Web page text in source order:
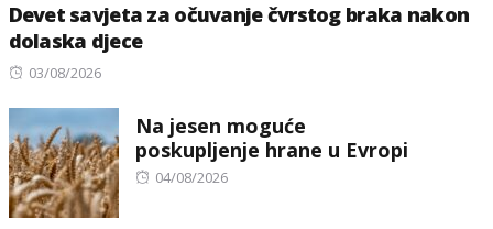
Devet savjeta za očuvanje čvrstog braka nakon
dolaska djece
Posted
03/08/2026
Na jesen moguće
poskupljenje hrane u Evropi
Posted
04/08/2026